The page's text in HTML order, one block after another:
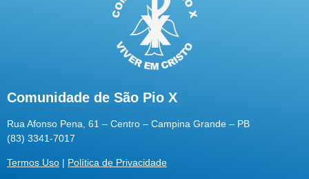
Comunidade de São Pio X
Rua Afonso Pena, 61 – Centro – Campina Grande – PB
(83) 3341-7017
Termos Uso | Política de Privacidade